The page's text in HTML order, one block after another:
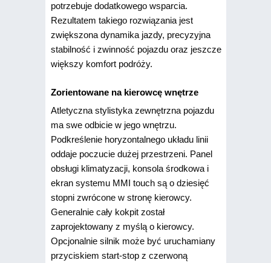
potrzebuje dodatkowego wsparcia.
Rezultatem takiego rozwiązania jest
zwiększona dynamika jazdy, precyzyjna
stabilność i zwinność pojazdu oraz jeszcze
większy komfort podróży.
Zorientowane na kierowcę wnętrze
Atletyczna stylistyka zewnętrzna pojazdu
ma swe odbicie w jego wnętrzu.
Podkreślenie horyzontalnego układu linii
oddaje poczucie dużej przestrzeni. Panel
obsługi klimatyzacji, konsola środkowa i
ekran systemu MMI touch są o dziesięć
stopni zwrócone w stronę kierowcy.
Generalnie cały kokpit został
zaprojektowany z myślą o kierowcy.
Opcjonalnie silnik może być uruchamiany
przyciskiem start-stop z czerwoną